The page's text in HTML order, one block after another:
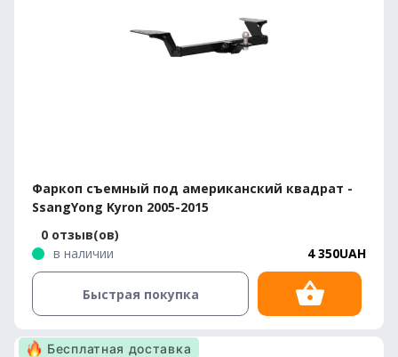
Фаркоп съемный под американский квадрат -
SsangYong Kyron 2005-2015
0 отзыв(ов)
в наличии
4 350UAH
Быстрая покупка
Бесплатная доставка